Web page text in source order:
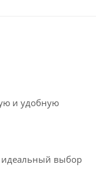
и удобную
идеальный выбор